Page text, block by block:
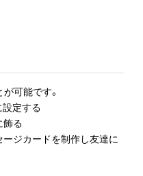
可能です。
設定する
飾る
ージカードを制作し友達に